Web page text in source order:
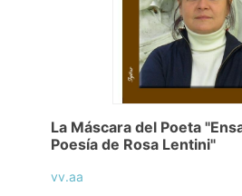
La Máscara del Poeta
Poesía de Rosa Lentini"
vv.aa